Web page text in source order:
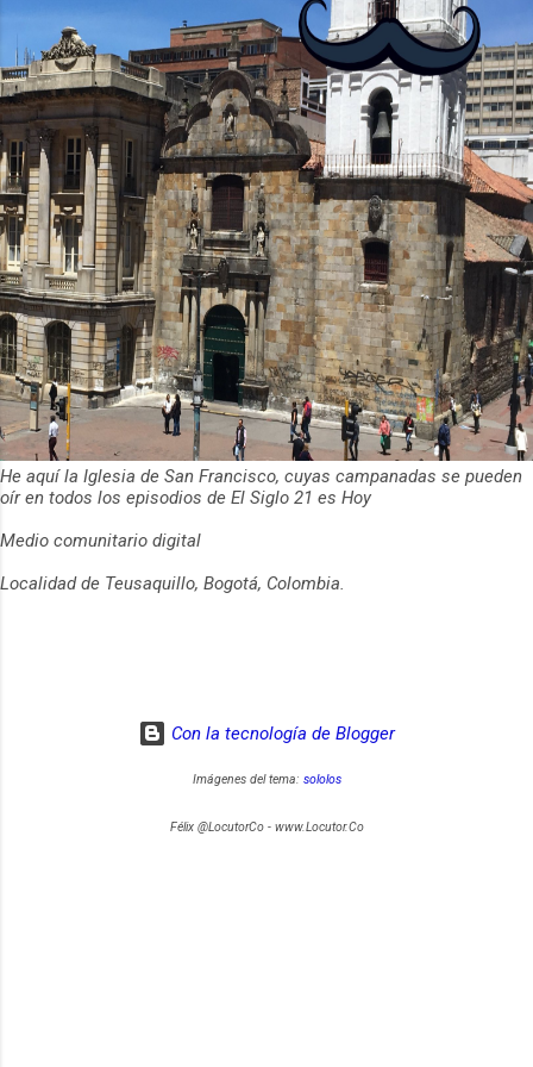
de usuarios activos diarios. Desde 2022,
ha empeza...
He aquí la Iglesia de San Francisco, cuyas campanadas se pueden
oír en todos los episodios de El Siglo 21 es Hoy
Medio comunitario digital
Localidad de Teusaquillo, Bogotá, Colombia.
Con la tecnología de Blogger
Imágenes del tema: sololos
Félix @LocutorCo - www.Locutor.Co